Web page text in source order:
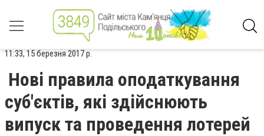
11:33, 15 березня 2017 р.
Нові правила оподаткування
суб'єктів, які здійснюють
випуск та проведення лотерей